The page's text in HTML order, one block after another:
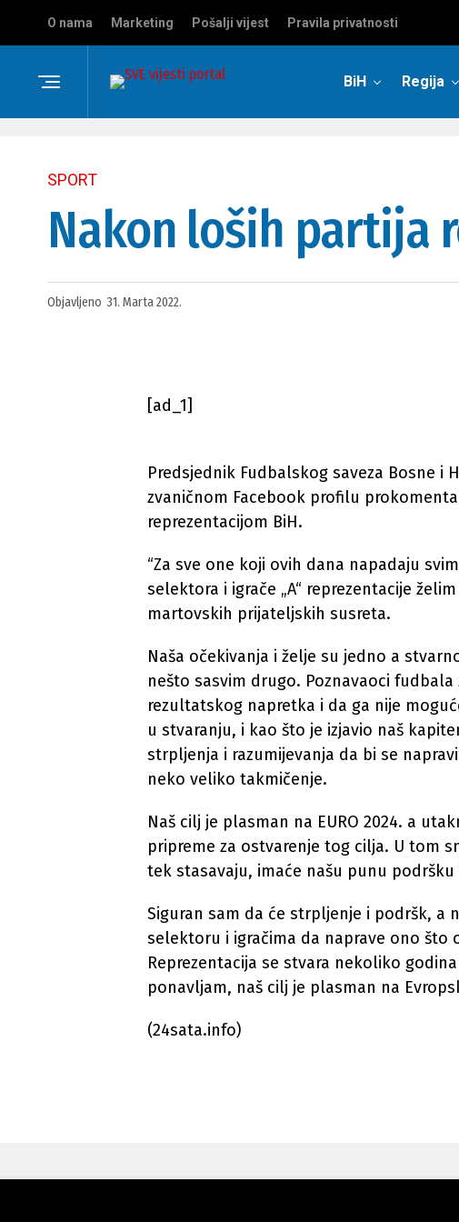
O nama Marketing Pošalji vijest Pravila privatnosti
BiH Regija
SPORT
Nakon loših partija
Objavljeno 31. Marta 2022.
[ad_1]
Predsjednik Fudbalskog saveza Bosne i
zvaničnom Facebook profilu
reprezentacijom BiH.
“Za sve one koji ovih dana napadaju
selektora i igrače „A“ reprezentacije
martovskih prijateljskih susreta.
Naša očekivanja i želje su jedno a
nešto sasvim drugo. Poznavaoci
rezultatskog napretka i da ga nije
u stvaranju, i kao što je izjavio naš
strpljenja i razumijevanja da bi se
neko veliko takmičenje.
Naš cilj je plasman na EURO 2024. a
pripreme za ostvarenje tog cilja. U tom
tek stasavaju, imaće našu punu podršku
Siguran sam da će strpljenje i podršk, a
selektoru i igračima da naprave ono što
Reprezentacija se stvara nekoliko
ponavljam, naš cilj je plasman na
(24sata.info)